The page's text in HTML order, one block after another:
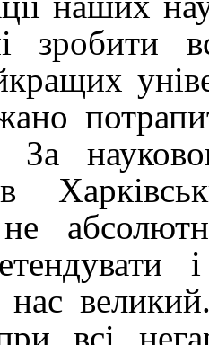
зробити
За
не
нас
всі